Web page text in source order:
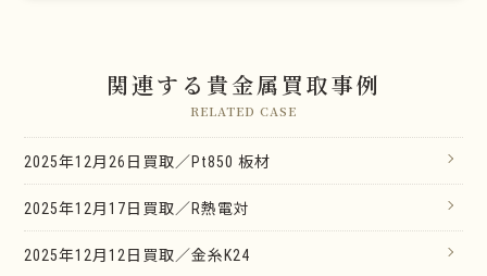
関連する貴金属買取事例
RELATED CASE
2025年12月26日買取／Pt850 板材
2025年12月17日買取／R熱電対
2025年12月12日買取／金糸K24